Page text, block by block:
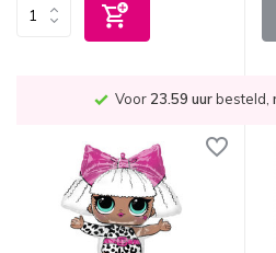
Voor 23.59 uurbesteld,